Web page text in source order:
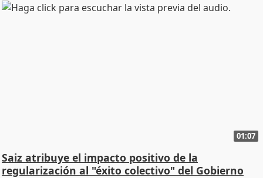
01:07
Saiz atribuye el impacto positivo de la
regularización al "éxito colectivo" del Gobierno